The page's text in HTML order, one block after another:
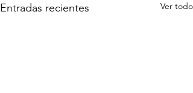
Entradas recientes Ver todo